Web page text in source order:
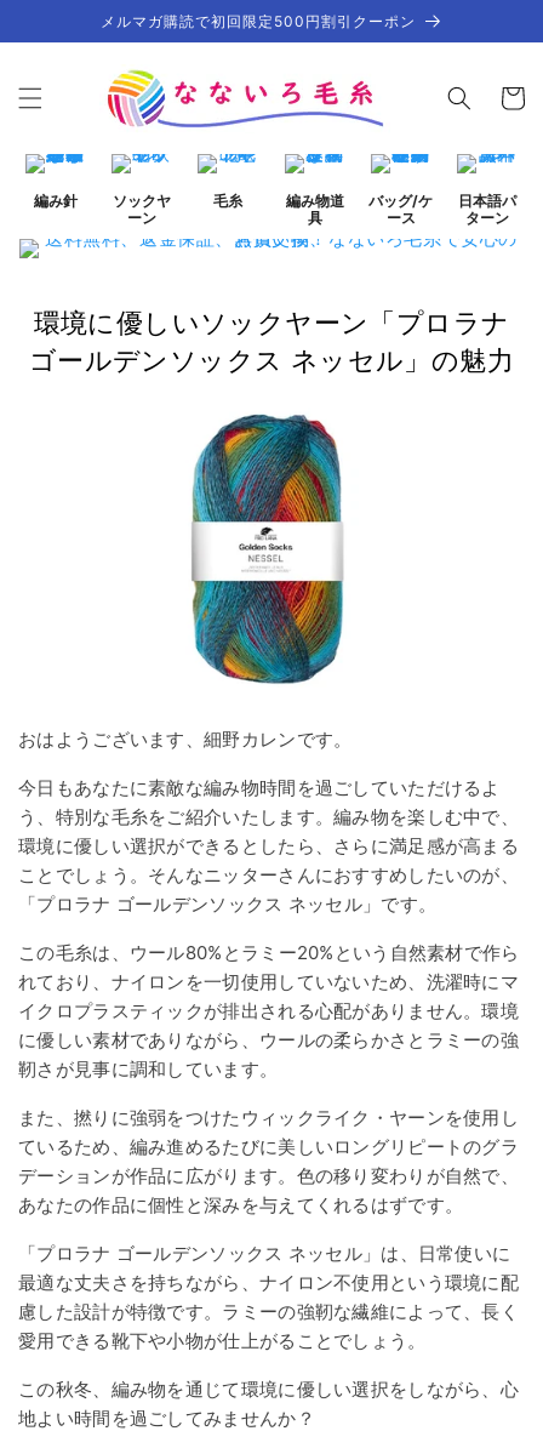
進む
メルマガ購読で初回限定500円割引クーポン
ー
編み針
ソックヤ
ーン
毛糸
編み物道
具
バッグ/ケ
ース
日本語パ
ターン
環境に優しいソックヤーン「プロラナ
ゴールデンソックス ネッセル」の魅力
おはようございます、細野カレンです。
今日もあなたに素敵な編み物時間を過ごしていただけるよ
う、特別な毛糸をご紹介いたします。編み物を楽しむ中で、
環境に優しい選択ができるとしたら、さらに満足感が高まる
ことでしょう。そんなニッターさんにおすすめしたいのが、
「プロラナ ゴールデンソックス ネッセル」です。
この毛糸は、ウール80%とラミー20%という自然素材で作ら
れており、ナイロンを一切使用していないため、洗濯時にマ
イクロプラスティックが排出される心配がありません。環境
に優しい素材でありながら、ウールの柔らかさとラミーの強
靭さが見事に調和しています。
また、撚りに強弱をつけたウィックライク・ヤーンを使用し
ているため、編み進めるたびに美しいロングリピートのグラ
デーションが作品に広がります。色の移り変わりが自然で、
あなたの作品に個性と深みを与えてくれるはずです。
「プロラナ ゴールデンソックス ネッセル」は、日常使いに
最適な丈夫さを持ちながら、ナイロン不使用という環境に配
慮した設計が特徴です。ラミーの強靭な繊維によって、長く
愛用できる靴下や小物が仕上がることでしょう。
この秋冬、編み物を通じて環境に優しい選択をしながら、心
地よい時間を過ごしてみませんか？